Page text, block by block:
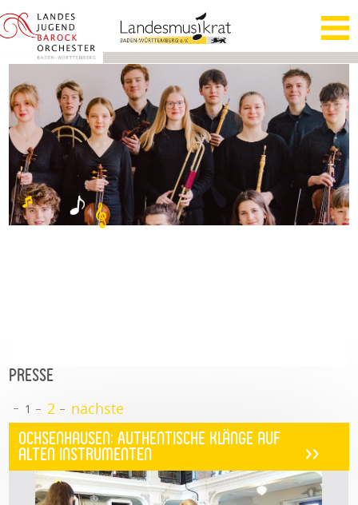
PRESSE
1 2 nächste
Ochsenhausen: Authentische Klänge auf
alten Instrumenten
>>